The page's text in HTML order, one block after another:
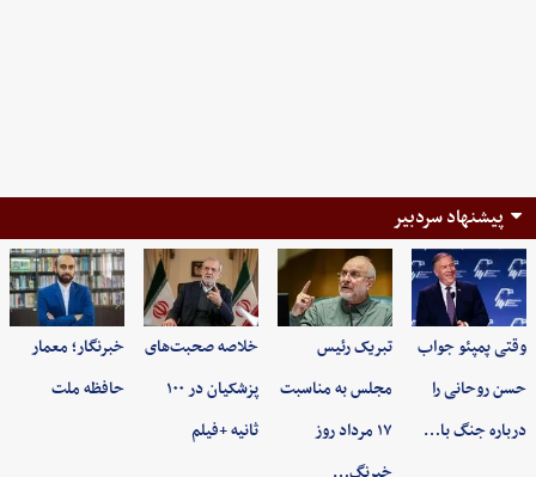
پیشنهاد سردبیر
وقتی پمپئو جواب
حسن روحانی را
درباره جنگ با…
تبریک رئیس
مجلس به مناسبت
۱۷ مرداد روز
خلاصه صحبت‌های
پزشکیان در ۱۰۰
ثانیه +فیلم
خبرنگار؛ معمار
حافظه ملت